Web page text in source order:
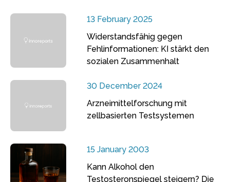
13 February 2025
Widerstandsfähig gegen
Fehlinformationen: KI stärkt den
sozialen Zusammenhalt
30 December 2024
Arzneimittelforschung mit
zellbasierten Testsystemen
15 January 2003
Kann Alkohol den
Testosteronspiegel steigern? Die